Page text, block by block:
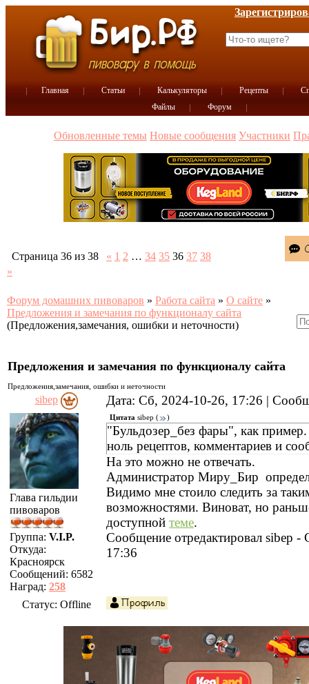
Главная Статьи Калькуляторы Рецепты
Файлы
Форум
Обновленные темы Новые сообщения Участники
Страница 36 из 38 « 1 2 … 34 35 36 37 38
»
Форум домашних пивоваров » Работа сайта » О сайте »
Предложения и замечания по функционалу сайта
(Предложения,замечания, ошибки и неточности)
Предложения и замечания по функционалу сайта
Предложения,замечания, ошибки и неточности
sibep Дата: Сб, 2024-10-26, 17:26 |
Глава гильдии
пивоваров
Группа: V.I.P.
Откуда:
Красноярск
Сообщений: 6582
Наград: 258
Цитата sibep ( )
"Бульдозер_без фары", как
ноль рецептов, комментариев и
На это можно не отвечать.
Администратор Миру_Бир
Видимо мне стоило следить за
возможностями. Виноват, но
доступной теме.
Сообщение отредактировал sibep -
17:36
Статус: Offline